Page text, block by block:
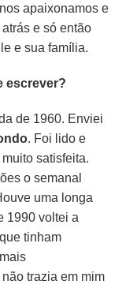
apaixonamos e
e só então
e sua família.
escrever?
de 1960. Enviei
. Foi lido e
satisfeita.
o semanal
uma longa
1990 voltei a
tinham
trazia em mim